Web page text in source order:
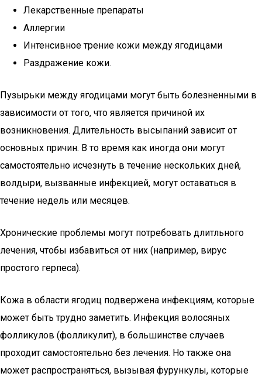
Лекарственные препараты
Аллергии
Интенсивное трение кожи между ягодицами
Раздражение кожи.
Пузырьки между ягодицами могут быть болезненными в
зависимости от того, что является причиной их
возникновения. Длительность высыпаний зависит от
основных причин. В то время как иногда они могут
самостоятельно исчезнуть в течение нескольких дней,
волдыри, вызванные инфекцией, могут оставаться в
течение недель или месяцев.
Хронические проблемы могут потребовать длитльного
лечения, чтобы избавиться от них (например, вирус
простого герпеса).
Кожа в области ягодиц подвержена инфекциям, которые
может быть трудно заметить. Инфекция волосяных
фолликулов (фолликулит), в большинстве случаев
проходит самостоятельно без лечения. Но также она
может распространяться, вызывая фурункулы, которые